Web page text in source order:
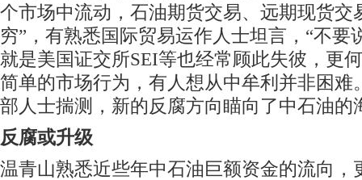
个市场中流动，石油期货交易、远期现货交
穷”，有熟悉国际贸易运作人士坦言，“不要
就是美国证交所SEI等也经常顾此失彼，更
简单的市场行为，有人想从中牟利并非困难
部人士揣测，新的反腐方向瞄向了中石油的
反腐或升级
温青山熟悉近些年中石油巨额资金的流向，